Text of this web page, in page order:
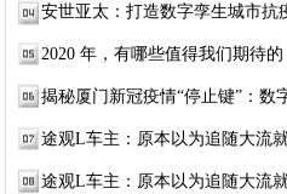
安世亚太：打造数字孪生城市抗
2020 年，有哪些值得我们期待的
揭秘厦门新冠疫情“停止键”：数
途观L车主：原本以为追随大流
途观L车主：原本以为追随大流